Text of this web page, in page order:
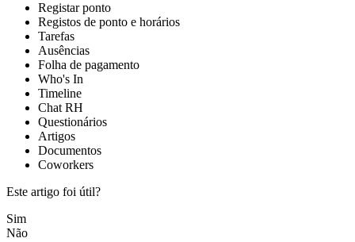
Registar ponto
Registos de ponto e horários
Tarefas
Ausências
Folha de pagamento
Who's In
Timeline
Chat RH
Questionários
Artigos
Documentos
Coworkers
Este artigo foi útil?
Sim
Não